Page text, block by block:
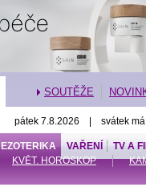
SOUTĚŽE
pátek 7.8.2026 | svátek má
EZOTERIKA
KVĚT. HOROSKOP
VAŘENÍ TV A